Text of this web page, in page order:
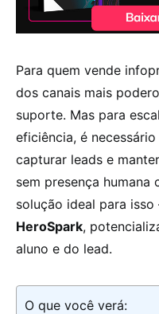
Para quem vende
dos canais mais
suporte. Mas para
eficiência, é
capturar leads e
sem presença humana
solução ideal para
HeroSpark,
aluno e do lead.
O que você verá: